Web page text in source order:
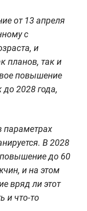
от 13 апреля
с
и
планов, так и
повышение
до 2028 года,
параметрах
В 2028
до 60
и на этом
вряд ли этот
и что-то